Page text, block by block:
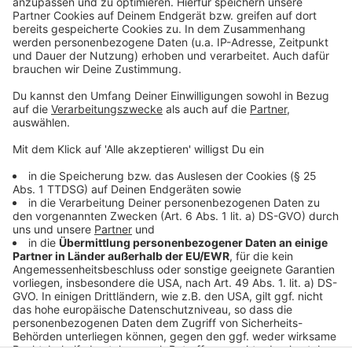
Weitere Infos und Links zum Thema:
Anzeige
So haben wir Ende Juli berichtet
Anzeige
Anzeige